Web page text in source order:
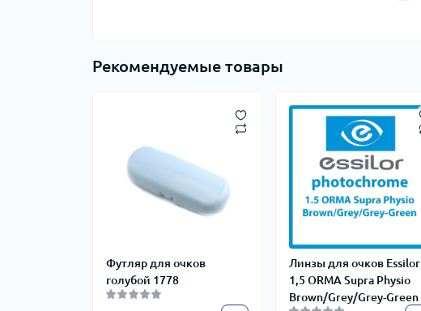
Рекомендуемые товары
Футляр для очков
голубой 1778
Линзы для очков Essilor
1,5 ORMA Supra Physio
Brown/Grey/Grey-Green